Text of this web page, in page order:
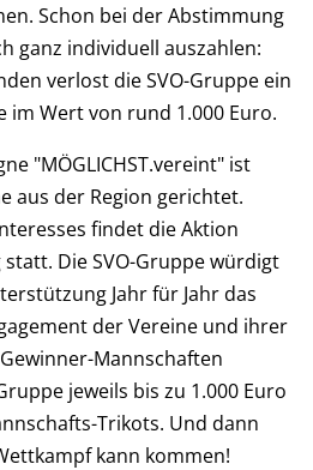
Schon bei der Abstimmung
ganz individuell auszahlen:
verlost die SVO-Gruppe ein
Wert von rund 1.000 Euro.
"MÖGLICHST.vereint" ist
aus der Region gerichtet.
findet die Aktion
Die SVO-Gruppe würdigt
Jahr für Jahr das
der Vereine und ihrer
Mannschaften
jeweils bis zu 1.000 Euro
Trikots. Und dann
kann kommen!